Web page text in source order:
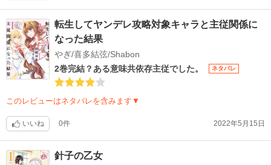
転生してヤンデレ攻略対象キャラと主従関係に
なった結果
やぎ/喜多結弦/Shabon
2巻完結？ある意味共依存主従でした。
ネタバレ
このレビューはネタバレを含みます▼
いいね 0件 2022年5月15日
針子の乙女